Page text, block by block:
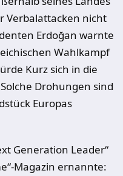
Verbalattacken nicht
Erdoğan warnte
Wahlkampf
Kurz sich in die
Drohungen sind
Europas
Generation Leader“
Magazin ernannte: